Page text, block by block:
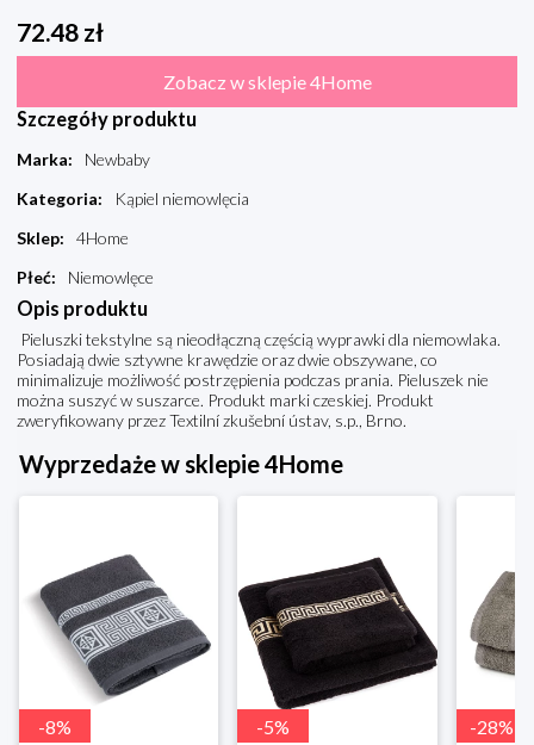
72.48 zł
Zobacz w sklepie 4Home
Szczegóły produktu
Marka:
Newbaby
Kategoria:
Kąpiel niemowlęcia
Sklep:
4Home
Płeć: Niemowlęce
Opis produktu
Pieluszki tekstylne są nieodłączną częścią wyprawki dla niemowlaka.
Posiadają dwie sztywne krawędzie oraz dwie obszywane, co
minimalizuje możliwość postrzępienia podczas prania. Pieluszek nie
można suszyć w suszarce. Produkt marki czeskiej. Produkt
zweryfikowany przez Textilní zkušební ústav, s.p., Brno.
Wyprzedaże w sklepie 4Home
-8% -5% -28%